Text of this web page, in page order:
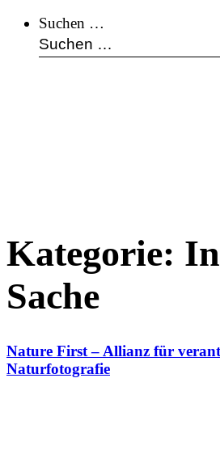
Suchen …
Kategorie:
Sache
Nature First – Allianz für
Naturfotografie